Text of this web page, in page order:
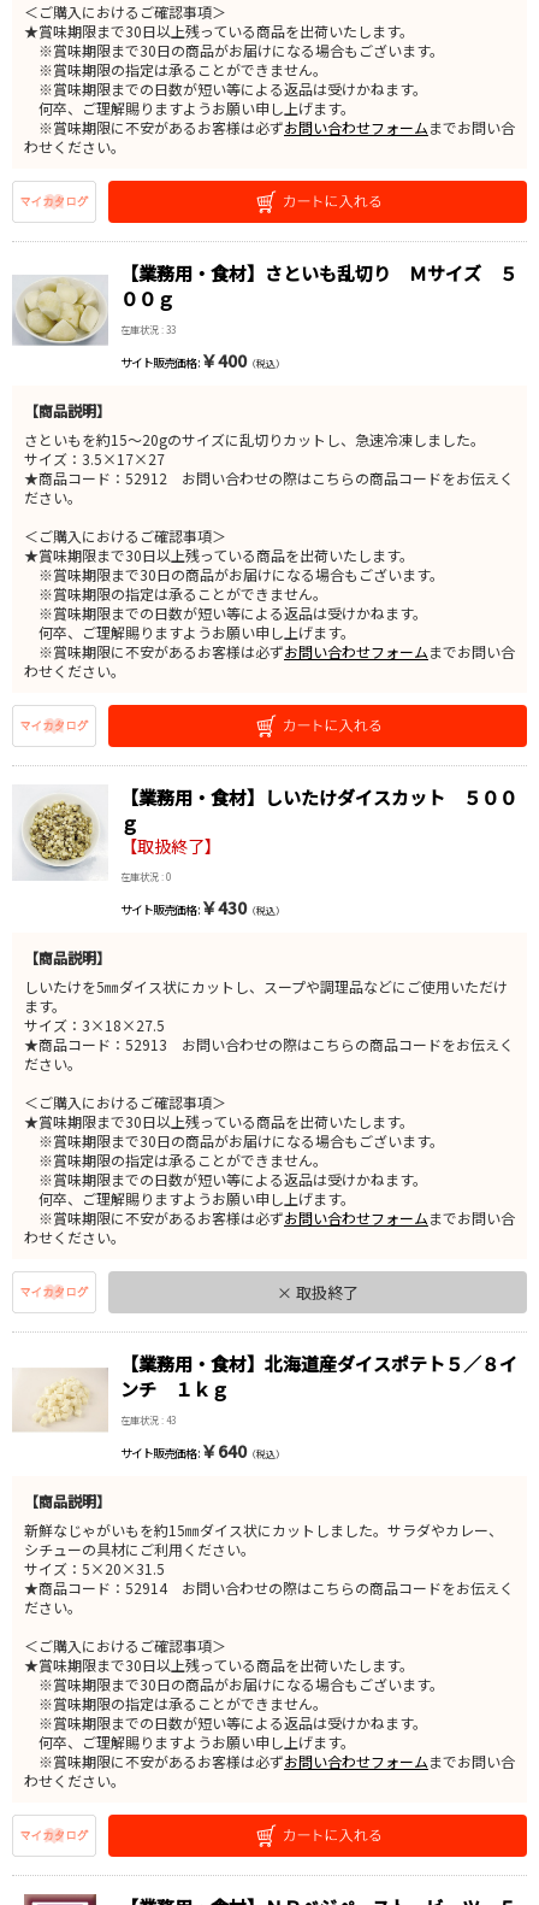
＜ご購入におけるご確認事項＞
★賞味期限まで30日以上残っている商品を出荷いたします。
※賞味期限まで30日の商品がお届けになる場合もございます。
※賞味期限の指定は承ることができません。
※賞味期限までの日数が短い等による返品は受けかねます。
何卒、ご理解賜りますようお願い申し上げます。
※賞味期限に不安があるお客様は必ずお問い合わせフォームまでお問い合
わせください。
【業務用・食材】さといも乱切り Ｍサイズ ５
００ｇ
在庫状況 : 33
サイト販売価格 : ￥400（税込）
【商品説明】
さといもを約15～20gのサイズに乱切りカットし、急速冷凍しました。
サイズ：3.5×17×27
★商品コード：52912 お問い合わせの際はこちらの商品コードをお伝えく
ださい。
＜ご購入におけるご確認事項＞
★賞味期限まで30日以上残っている商品を出荷いたします。
※賞味期限まで30日の商品がお届けになる場合もございます。
※賞味期限の指定は承ることができません。
※賞味期限までの日数が短い等による返品は受けかねます。
何卒、ご理解賜りますようお願い申し上げます。
※賞味期限に不安があるお客様は必ずお問い合わせフォームまでお問い合
わせください。
【業務用・食材】しいたけダイスカット ５００
ｇ
【取扱終了】
在庫状況 : 0
サイト販売価格 : ￥430（税込）
【商品説明】
しいたけを5㎜ダイス状にカットし、スープや調理品などにご使用いただけ
ます。
サイズ：3×18×27.5
★商品コード：52913 お問い合わせの際はこちらの商品コードをお伝えく
ださい。
＜ご購入におけるご確認事項＞
★賞味期限まで30日以上残っている商品を出荷いたします。
※賞味期限まで30日の商品がお届けになる場合もございます。
※賞味期限の指定は承ることができません。
※賞味期限までの日数が短い等による返品は受けかねます。
何卒、ご理解賜りますようお願い申し上げます。
※賞味期限に不安があるお客様は必ずお問い合わせフォームまでお問い合
わせください。
× 取扱終了
【業務用・食材】北海道産ダイスポテト５／８イ
ンチ １ｋｇ
在庫状況 : 43
サイト販売価格 : ￥640（税込）
【商品説明】
新鮮なじゃがいもを約15㎜ダイス状にカットしました。サラダやカレー、
シチューの具材にご利用ください。
サイズ：5×20×31.5
★商品コード：52914 お問い合わせの際はこちらの商品コードをお伝えく
ださい。
＜ご購入におけるご確認事項＞
★賞味期限まで30日以上残っている商品を出荷いたします。
※賞味期限まで30日の商品がお届けになる場合もございます。
※賞味期限の指定は承ることができません。
※賞味期限までの日数が短い等による返品は受けかねます。
何卒、ご理解賜りますようお願い申し上げます。
※賞味期限に不安があるお客様は必ずお問い合わせフォームまでお問い合
わせください。